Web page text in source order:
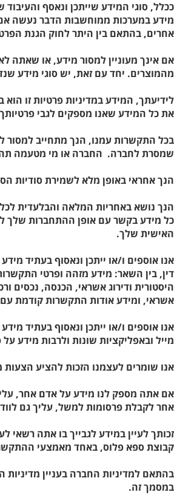
ככלל, סוגי המידע שייתכן ונאסף
מידע במערכות ממוחשבות הדבר נעשה אם
אחרים, בהתאם בין היתר לחוק הגנת הפרטיות, התשמ"א-1981 ("חוק הגנת הפרטיות") ולשאר ההוראות החוקיות ו/או
אם אינך מעוניין למסור מידע, או שאתה
מהמוצרים. יחד עם זאת, יש סוגי מידע
לידיעתך, המידע במדיניות פרטיות זו
את כל המידע שאנו מספקים לגבי
בכל התקשרות עמנו, הנך מתחייב למסור
שמסרת לחברה. החברה או מי מטעמה
הנך אחראי באופן מלא לשמירת סודיות
הנך נושא באחריות המלאה והבלעדית
כל מידע בקשר עם אופן ההתחברות שלך
האישית שלך.
אנו אוספים ו/או ייתכן ונאסוף בעתיד
דין, בין השאר: מידע מזהה ופרטי
היסטורית ודירוג אשראי, הכנסה, נכסים
אשראי, ומידע אודות התקשרות קודמת עם
אנו אוספים ו/או ייתכן ונאסוף בעתיד
מייל ובאפליקציות שונות ולרבות מידע
אנו שומרים לעצמנו הזכות להציע
אם אתה מספק לנו מידע על אדם אחר,
אחר לקבלת פרסומות למשל, עליך גם
קבוצת ספא פלוס, באחד מאמצעי
בהתאם למדיניות החברה בעניין
במסמך זה.